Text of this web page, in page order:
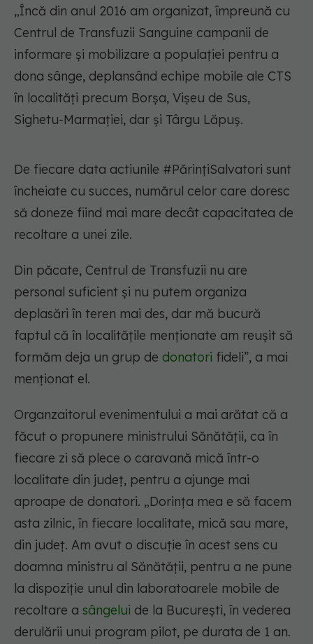
„Încă din anul 2016 am organizat, împreună cu
Centrul de Transfuzii Sanguine campanii de
informare și mobilizare a populației pentru a
dona sânge, deplansând echipe mobile ale CTS
în localități precum Borșa, Vișeu de Sus,
Sighetu-Marmației, dar și Târgu Lăpuș.
De fiecare data actiunile #PărințiSalvatori sunt
încheiate cu succes, numărul celor care doresc
să doneze fiind mai mare decât capacitatea de
recoltare a unei zile.
Din păcate, Centrul de Transfuzii nu are
personal suficient și nu putem organiza
deplasări în teren mai des, dar mă bucură
faptul că în localitățile menționate am reușit să
formăm deja un grup de donatori fideli”, a mai
menționat el.
Organzaitorul evenimentului a mai arătat că a
făcut o propunere ministrului Sănătății, ca în
fiecare zi să plece o caravană mică într-o
localitate din județ, pentru a ajunge mai
aproape de donatori. „Dorința mea e să facem
asta zilnic, în fiecare localitate, mică sau mare,
din județ. Am avut o discuție în acest sens cu
doamna ministru al Sănătății, pentru a ne pune
la dispoziție unul din laboratoarele mobile de
recoltare a sângelui de la București, în vederea
derulării unui program pilot, pe durata de 1 an.